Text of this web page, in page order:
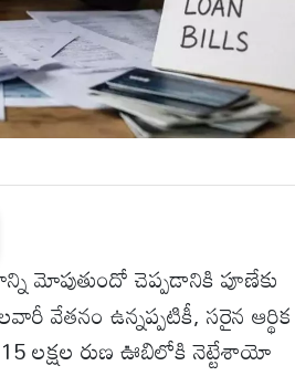
మోపుతుందో చెప్పడానికి పూణేకు
వేతనం ఉన్నప్పటికీ, సరైన ఆర్థిక
15 లక్షల రుణ ఊబిలోకి నెట్టేశాయో